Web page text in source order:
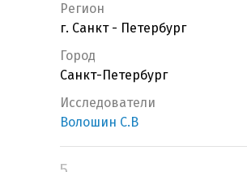
Регион
г. Санкт - Петербург
Город
Санкт-Петербург
Исследователи
Волошин С.В